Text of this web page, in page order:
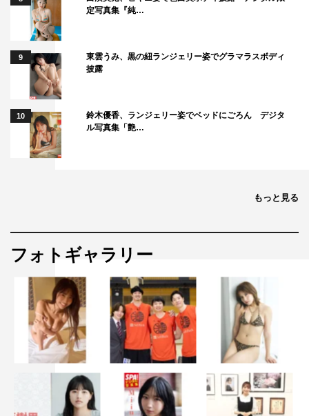
定写真集『純…
9
東雲うみ、黒の紐ランジェリー姿でグラマラスボディ
披露
10
鈴木優香、ランジェリー姿でベッドにごろん デジタ
ル写真集「艶…
もっと見る
フォトギャラリー